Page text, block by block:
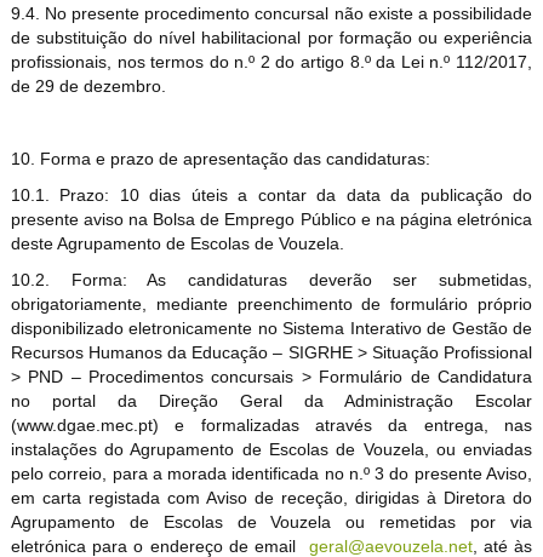
9.4. No presente procedimento concursal não existe a possibilidade
de substituição do nível habilitacional por formação ou experiência
profissionais, nos termos do n.º 2 do artigo 8.º da Lei n.º 112/2017,
de 29 de dezembro.
10. Forma e prazo de apresentação das candidaturas:
10.1. Prazo: 10 dias úteis a contar da data da publicação do
presente aviso na Bolsa de Emprego Público e na página eletrónica
deste Agrupamento de Escolas de Vouzela.
10.2. Forma: As candidaturas deverão ser submetidas,
obrigatoriamente, mediante preenchimento de formulário próprio
disponibilizado eletronicamente no Sistema Interativo de Gestão de
Recursos Humanos da Educação – SIGRHE > Situação Profissional
> PND – Procedimentos concursais > Formulário de Candidatura
no portal da Direção Geral da Administração Escolar
(www.dgae.mec.pt) e formalizadas através da entrega, nas
instalações do Agrupamento de Escolas de Vouzela, ou enviadas
pelo correio, para a morada identificada no n.º 3 do presente Aviso,
em carta registada com Aviso de receção, dirigidas à Diretora do
Agrupamento de Escolas de Vouzela ou remetidas por via
eletrónica para o endereço de email
geral@aevouzela.net, até às